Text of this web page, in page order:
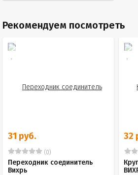
Рекомендуем посмотреть
31 руб.
(0)
Переходник соединитель
Вихрь
32